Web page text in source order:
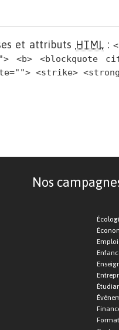
et attributs HTML:
<b> <blockquote
<strike>
Nos
Emploi